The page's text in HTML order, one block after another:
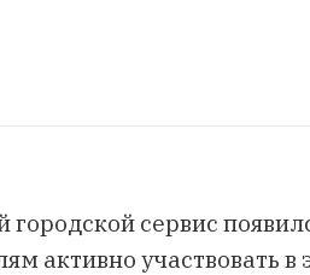
городской сервис
активно участвовать